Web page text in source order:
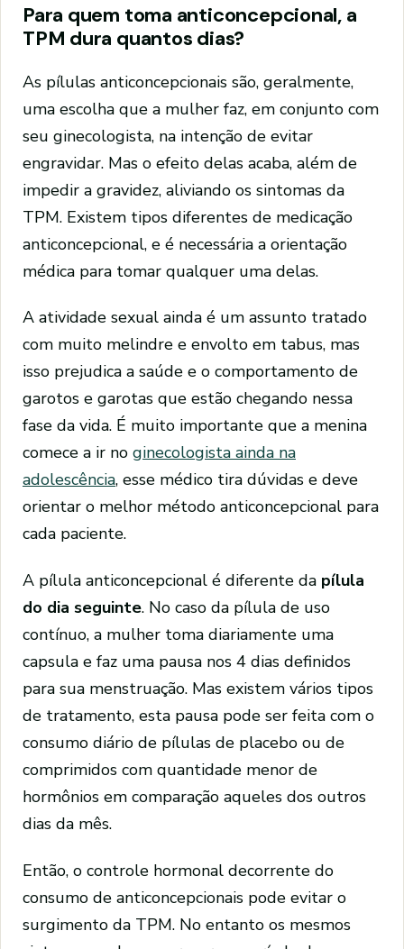
Para quem toma anticoncepcional, a
TPM dura quantos dias?
As pílulas anticoncepcionais são, geralmente,
uma escolha que a mulher faz, em conjunto com
seu ginecologista, na intenção de evitar
engravidar. Mas o efeito delas acaba, além de
impedir a gravidez, aliviando os sintomas da
TPM. Existem tipos diferentes de medicação
anticoncepcional, e é necessária a orientação
médica para tomar qualquer uma delas.
A atividade sexual ainda é um assunto tratado
com muito melindre e envolto em tabus, mas
isso prejudica a saúde e o comportamento de
garotos e garotas que estão chegando nessa
fase da vida. É muito importante que a menina
comece a ir no ginecologista ainda na
adolescência, esse médico tira dúvidas e deve
orientar o melhor método anticoncepcional para
cada paciente.
A pílula anticoncepcional é diferente da pílula
do dia seguinte. No caso da pílula de uso
contínuo, a mulher toma diariamente uma
capsula e faz uma pausa nos 4 dias definidos
para sua menstruação. Mas existem vários tipos
de tratamento, esta pausa pode ser feita com o
consumo diário de pílulas de placebo ou de
comprimidos com quantidade menor de
hormônios em comparação aqueles dos outros
dias da mês.
Então, o controle hormonal decorrente do
consumo de anticoncepcionais pode evitar o
surgimento da TPM. No entanto os mesmos